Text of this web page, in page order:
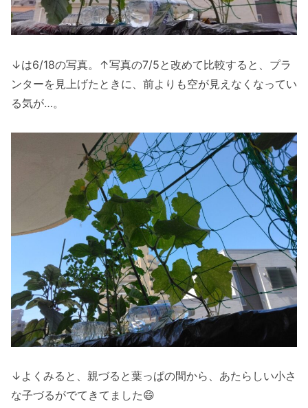
↓は6/18の写真。↑写真の7/5と改めて比較すると、プラ
ンターを見上げたときに、前よりも空が見えなくなってい
る気が…。
↓よくみると、親づると葉っぱの間から、あたらしい小さ
な子づるがでてきてました😄